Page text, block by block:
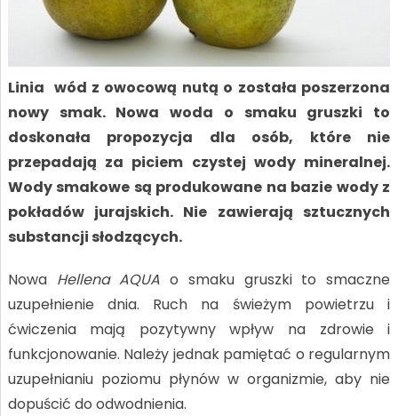
Linia wód z owocową nutą o została poszerzona
nowy smak. Nowa woda o smaku gruszki to
doskonała propozycja dla osób, które nie
przepadają za piciem czystej wody mineralnej.
Wody smakowe są produkowane na bazie wody z
pokładów jurajskich. Nie zawierają sztucznych
substancji słodzących.
Nowa Hellena AQUAo smaku gruszki to smaczne
uzupełnienie dnia. Ruch na świeżym powietrzu i
ćwiczenia mają pozytywny wpływ na zdrowie i
funkcjonowanie. Należy jednak pamiętać o regularnym
uzupełnianiu poziomu płynów w organizmie, aby nie
dopuścić do odwodnienia.